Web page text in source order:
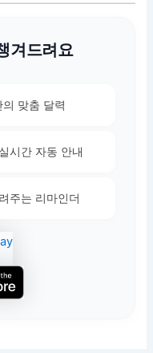
겨드려요
맞춤 달력
시간 자동 안내
주는 리마인더